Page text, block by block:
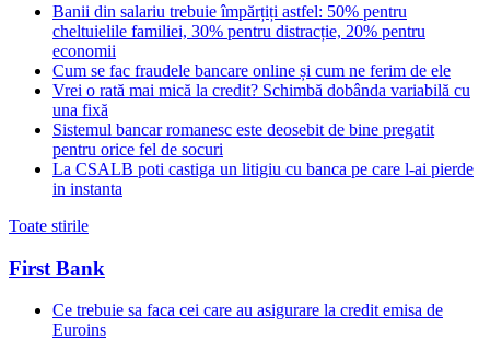
Banii din salariu trebuie împărțiți astfel: 50% pentru
cheltuielile familiei, 30% pentru distracție, 20% pentru
economii
Cum se fac fraudele bancare online și cum ne ferim de ele
Vrei o rată mai mică la credit? Schimbă dobânda variabilă cu
una fixă
Sistemul bancar romanesc este deosebit de bine pregatit
pentru orice fel de socuri
La CSALB poti castiga un litigiu cu banca pe care l-ai pierde
in instanta
Toate stirile
First Bank
Ce trebuie sa faca cei care au asigurare la credit emisa de
Euroins